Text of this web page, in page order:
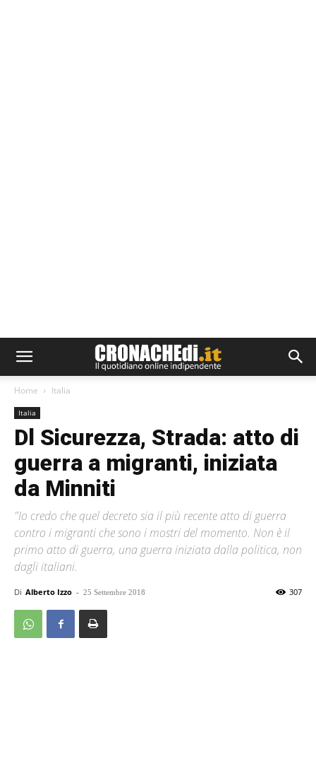
Home Italia
Italia
Dl Sicurezza, Strada: atto di
guerra a migranti, iniziata
da Minniti
"Io credo che quel decreto sia il più recente atto di guerra
contro i migranti che sono i mostri del momento. Non è il
primo atto di guerra, una guerra iniziata dalla politica, non
dagli italiani.
Di Alberto Izzo - 25 Settembre 2018 307